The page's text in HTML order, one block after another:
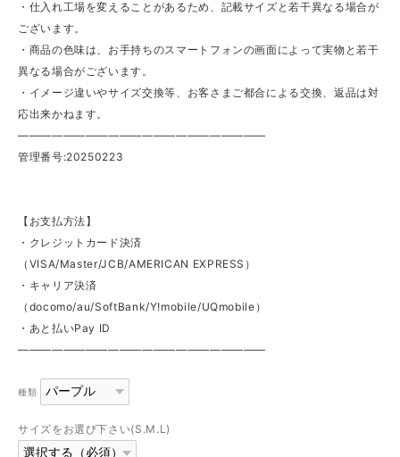
・仕入れ工場を変えることがあるため、記載サイズと若干異なる場合が
ございます。
・商品の色味は、お手持ちのスマートフォンの画面によって実物と若干
異なる場合がございます。
・イメージ違いやサイズ交換等、お客さまご都合による交換、返品は対
応出来かねます。
——————————————————————
管理番号:20250223
【お支払方法】
・クレジットカード決済
（VISA/Master/JCB/AMERICAN EXPRESS）
・キャリア決済
（docomo/au/SoftBank/Y!mobile/UQmobile）
・あと払いPay ID
——————————————————————
種類
サイズをお選び下さい(S.M.L)